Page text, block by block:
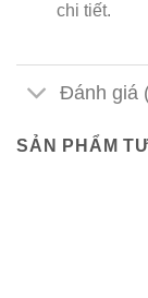
chi tiết.
Đánh giá
SẢN PHẨM